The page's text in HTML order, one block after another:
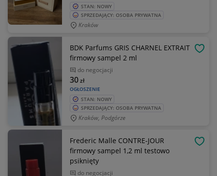
STAN: NOWY
SPRZEDAJĄCY: OSOBA PRYWATNA
Kraków
BDK Parfums GRIS CHARNEL EXTRAIT
firmowy sampel 2 ml
do negocjacji
OGŁOSZENIE
30zł
STAN: NOWY
SPRZEDAJĄCY: OSOBA PRYWATNA
Kraków, Podgórze
Frederic Malle CONTRE-JOUR
firmowy sampel 1,2 ml testowo
psiknięty
do negocjacji